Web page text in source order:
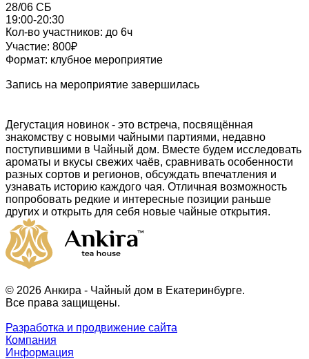
28/06 СБ
19:00-20:30
Кол-во участников: до 6ч
Участие: 800₽
Формат: клубное мероприятие
Запись на мероприятие завершилась
Дегустация новинок - это встреча, посвящённая
знакомству с новыми чайными партиями, недавно
поступившими в Чайный дом. Вместе будем исследовать
ароматы и вкусы свежих чаёв, сравнивать особенности
разных сортов и регионов, обсуждать впечатления и
узнавать историю каждого чая. Отличная возможность
попробовать редкие и интересные позиции раньше
других и открыть для себя новые чайные открытия.
© 2026 Анкира - Чайный дом в Екатеринбурге.
Все права защищены.
Разработка и продвижение сайта
Компания
Информация